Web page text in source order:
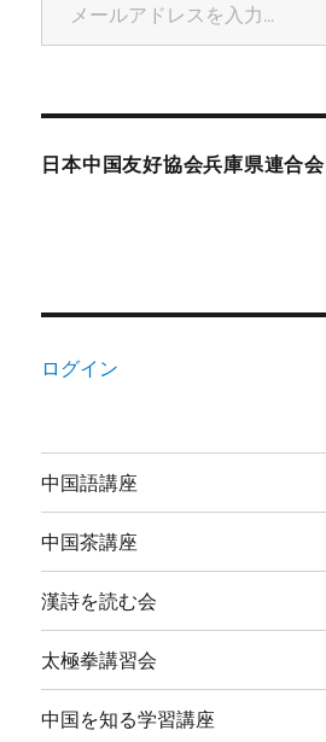
日本中国友好協会兵庫県連合会
ログイン
中国語講座
中国茶講座
漢詩を読む会
太極拳講習会
中国を知る学習講座